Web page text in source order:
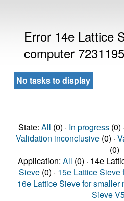
Error 14e Lattice
computer 7231195
No tasks to display
State: All (0) · In progress(0) ·
Validation inconclusive(0) ·
(0)
Application: All (0) · 14e
Sieve (0) · 15e Lattice Sieve
16e Lattice Sieve for smaller
Sieve